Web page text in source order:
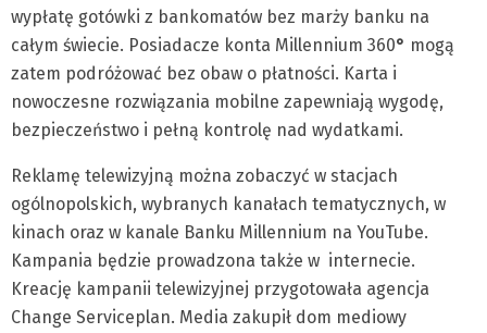
wypłatę gotówki z bankomatów bez marży banku na
całym świecie. Posiadacze konta Millennium 360° mogą
zatem podróżować bez obaw o płatności. Karta i
nowoczesne rozwiązania mobilne zapewniają wygodę,
bezpieczeństwo i pełną kontrolę nad wydatkami.
Reklamę telewizyjną można zobaczyć w stacjach
ogólnopolskich, wybranych kanałach tematycznych, w
kinach oraz w kanale Banku Millennium na YouTube.
Kampania będzie prowadzona także w internecie.
Kreację kampanii telewizyjnej przygotowała agencja
Change Serviceplan. Media zakupił dom mediowy